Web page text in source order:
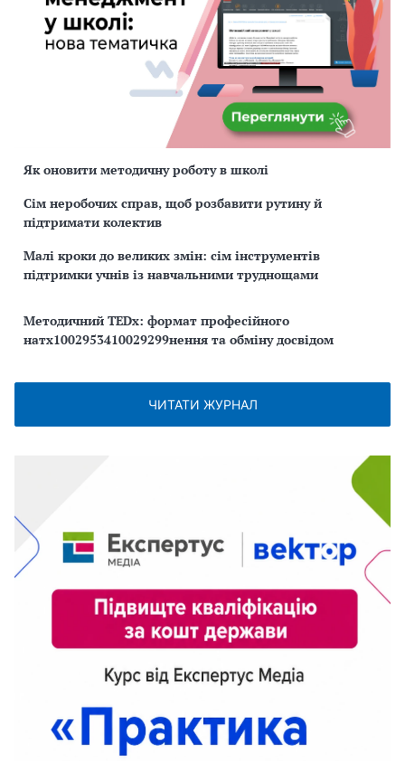
Як оновити методичну роботу в школі
Сім неробочих справ, щоб розбавити рутину й
підтримати колектив
Малі кроки до великих змін: сім інструментів
підтримки учнів із навчальними труднощами
Методичний TEDx: формат професійного
натх1002953410029299нення та обміну досвідом
ЧИТАТИ ЖУРНАЛ